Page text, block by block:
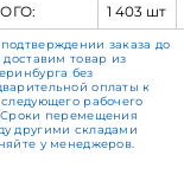
1 403 шт
заказа до
доставим товар из
без
оплаты к
следующего рабочего
Сроки перемещения
другими складами
у менеджеров.